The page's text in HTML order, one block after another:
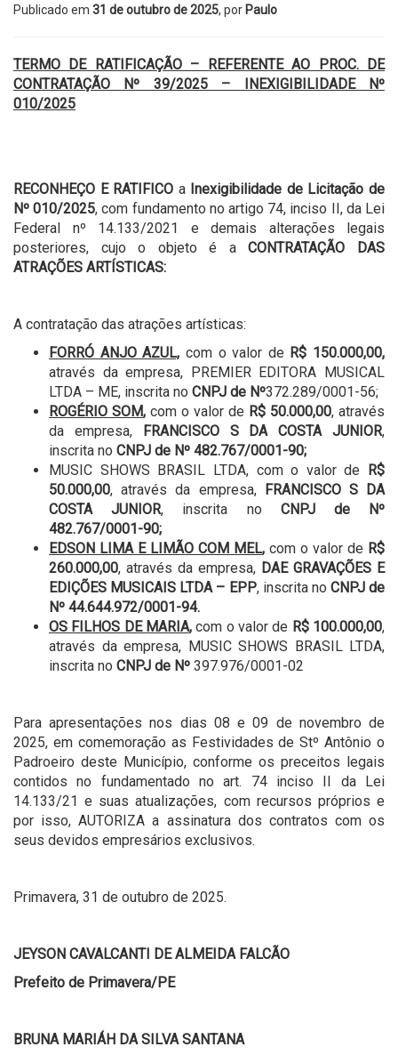
Publicado em 31 de outubro de 2025, por Paulo
TERMO DE RATIFICAÇÃO – REFERENTE AO PROC. DE
CONTRATAÇÃO Nº 39/2025 – INEXIGIBILIDADE Nº
010/2025
RECONHEÇO E RATIFICO a Inexigibilidade de Licitação de
Nº 010/2025, com fundamento no artigo 74, inciso II, da Lei
Federal nº 14.133/2021 e demais alterações legais
posteriores, cujo o objeto é aCONTRATAÇÃO DAS
ATRAÇÕES ARTÍSTICAS:
A contratação das atrações artísticas:
FORRÓ ANJO AZUL, com o valor de R$ 150.000,00,
através da empresa, PREMIER EDITORA MUSICAL
LTDA – ME, inscrita no CNPJ de Nº372.289/0001-56;
ROGÉRIO SOM, com o valor de R$ 50.000,00, através
da empresa,
FRANCISCO S DA COSTA JUNIOR,
inscrita no CNPJ de Nº 482.767/0001-90;
MUSIC SHOWS BRASIL LTDA, com o valor de
R$
50.000,00, através da empresa, FRANCISCO S DA
COSTA JUNIOR, inscrita no CNPJ de Nº
482.767/0001-90;
EDSON LIMA E LIMÃO COM MEL, com o valor de R$
260.000,00, através da empresa, DAE GRAVAÇÕES E
EDIÇÕES MUSICAIS LTDA – EPP, inscrita no CNPJ de
Nº 44.644.972/0001-94.
OS FILHOS DE MARIA,com o valor de R$ 100.000,00,
através da empresa, MUSIC SHOWS BRASIL LTDA,
inscrita no CNPJ de Nº 397.976/0001-02
Para apresentações nos dias 08 e 09 de novembro de
2025, em comemoração as Festividades de Stº Antônio o
Padroeiro deste Município, conforme os preceitos legais
contidos no fundamentado no art. 74 inciso II da Lei
14.133/21 e suas atualizações, com recursos próprios e
por isso, AUTORIZA a assinatura dos contratos com os
seus devidos empresários exclusivos.
Primavera, 31 de outubro de 2025.
JEYSON CAVALCANTI DE ALMEIDA FALCÃO
Prefeito de Primavera/PE
BRUNA MARIÁH DA SILVA SANTANA